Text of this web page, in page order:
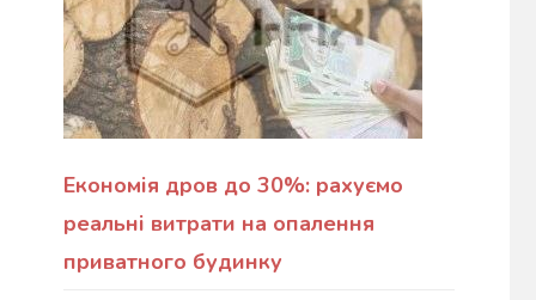
Економія дров до 30%: рахуємо
реальні витрати на опалення
приватного будинку